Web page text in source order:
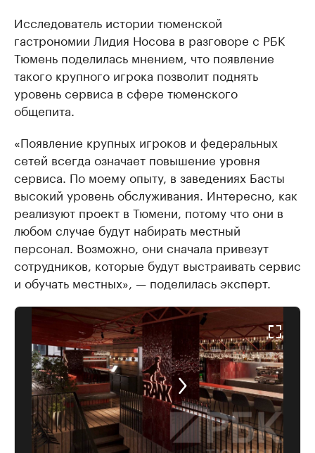
Исследователь истории тюменской
гастрономии Лидия Носова в разговоре с РБК
Тюмень поделилась мнением, что появление
такого крупного игрока позволит поднять
уровень сервиса в сфере тюменского
общепита.
«Появление крупных игроков и федеральных
сетей всегда означает повышение уровня
сервиса. По моему опыту, в заведениях Басты
высокий уровень обслуживания. Интересно, как
реализуют проект в Тюмени, потому что они в
любом случае будут набирать местный
персонал. Возможно, они сначала привезут
сотрудников, которые будут выстраивать сервис
и обучать местных», — поделилась эксперт.